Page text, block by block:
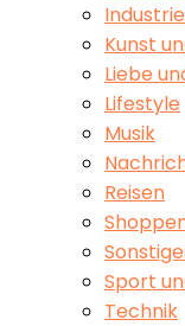
Kunst
Liebe
Lifestyle
Musik
Reisen
Sport
Technik